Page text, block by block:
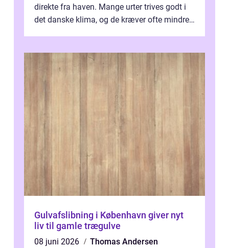
direkte fra haven. Mange urter trives godt i
det danske klima, og de kræver ofte mindre
Gulvafslibning i København giver nyt
liv til gamle trægulve
08 juni 2026
Thomas Andersen